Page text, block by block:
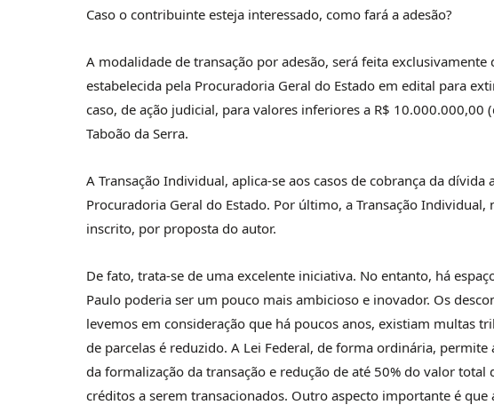
Caso o contribuinte esteja interessado, como fará a adesão?
A modalidade de transação por adesão, será feita
estabelecida pela Procuradoria Geral do Estado em edital para
caso, de ação judicial, para valores inferiores a R$
Taboão da Serra.
A Transação Individual, aplica-se aos casos de cobrança da
Procuradoria Geral do Estado. Por último, a Transação
inscrito, por proposta do autor.
De fato, trata-se de uma excelente iniciativa. No entanto, há
Paulo poderia ser um pouco mais ambicioso e inovador. Os
levemos em consideração que há poucos anos, existiam multas
de parcelas é reduzido. A Lei Federal, de forma ordinária,
da formalização da transação e redução de até 50% do valor total
créditos a serem transacionados. Outro aspecto importante é que